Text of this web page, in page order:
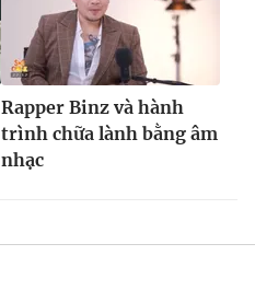
Rapper Binz và hành
trình chữa lành bằng âm
nhạc